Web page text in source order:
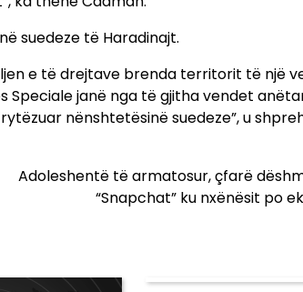
suedeze të Haradinajt.
e të drejtave brenda territorit të një
Speciale janë nga të gjitha vendet
nënshtetësinë suedeze”, u
Adoleshentë të armatosur, çfarë
“Snapchat” ku nxënësit po